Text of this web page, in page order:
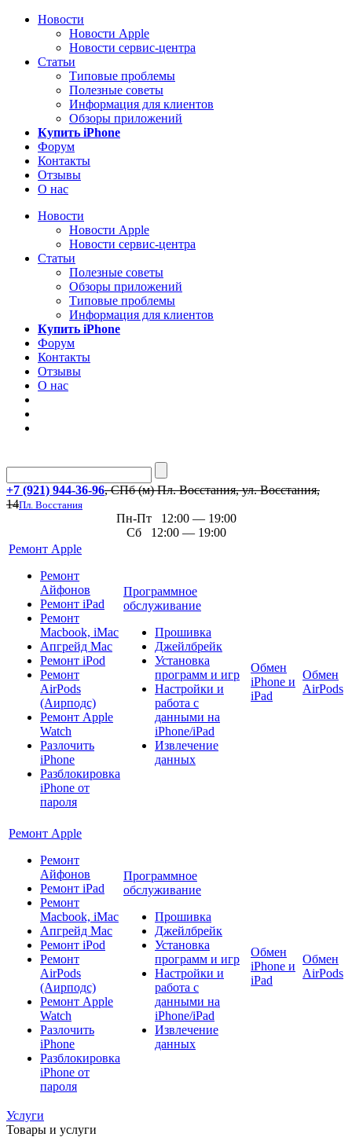
Новости
Новости Apple
Новости сервис-центра
Статьи
Типовые проблемы
Полезные советы
Информация для клиентов
Обзоры приложений
Купить iPhone
Форум
Контакты
Отзывы
О нас
Новости
Новости Apple
Новости сервис-центра
Статьи
Полезные советы
Обзоры приложений
Типовые проблемы
Информация для клиентов
Купить iPhone
Форум
Контакты
Отзывы
О нас
+7 (921) 944-36-96, СПб (м) Пл. Восстания, ул. Восстания,
14Пл. Восстания
Пн-Пт 12:00 — 19:00
Сб 12:00 — 19:00
Ремонт Apple
Ремонт
Айфонов
Ремонт iPad
Ремонт
Macbook, iMac
Апгрейд Mac
Ремонт iPod
Ремонт
AirPods
(Аирподс)
Ремонт Apple
Watch
Разлочить
iPhone
Разблокировка
iPhone от
пароля
Программное
обслуживание
Прошивка
Джейлбрейк
Установка
программ и игр
Настройки и
работа с
данными на
iPhone/iPad
Извлечение
данных
Обмен
iPhone и
iPad
Обмен
AirPods
Ремонт Apple
Ремонт
Айфонов
Ремонт iPad
Ремонт
Macbook, iMac
Апгрейд Mac
Ремонт iPod
Ремонт
AirPods
(Аирподс)
Ремонт Apple
Watch
Разлочить
iPhone
Разблокировка
iPhone от
пароля
Программное
обслуживание
Прошивка
Джейлбрейк
Установка
программ и игр
Настройки и
работа с
данными на
iPhone/iPad
Извлечение
данных
Обмен
iPhone и
iPad
Обмен
AirPods
Услуги
Товары и услуги